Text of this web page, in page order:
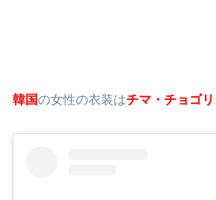
韓国の女性の衣装はチマ・チョゴリ